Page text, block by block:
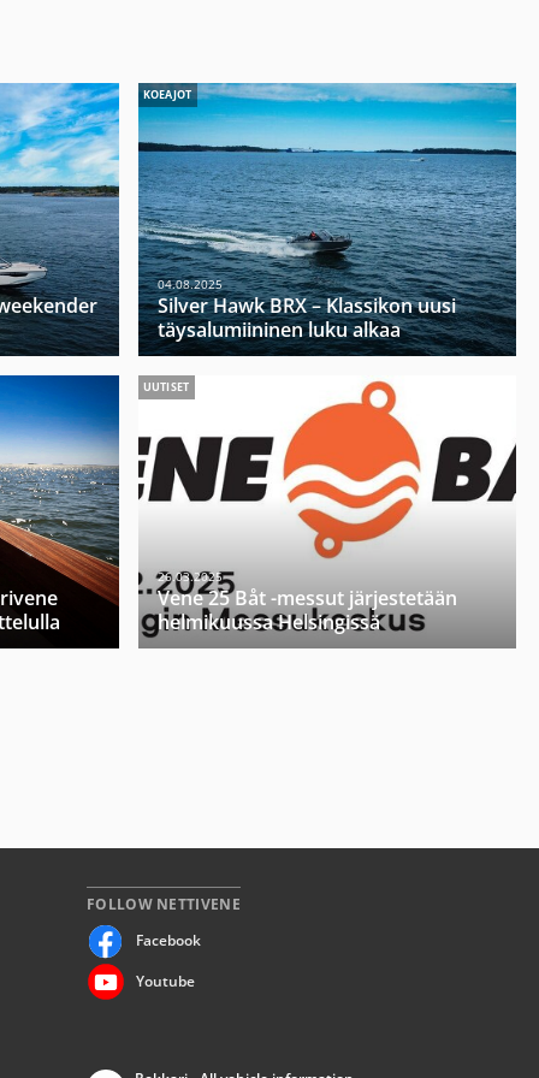
KOEAJOT
04.08.2025
Silver Hawk BRX – Klassikon uusi
täysalumiininen luku alkaa
UUTISET
26.03.2025
Vene 25 Båt -messut järjestetään
helmikuussa Helsingissä
FOLLOW NETTIVENE
Facebook
Youtube